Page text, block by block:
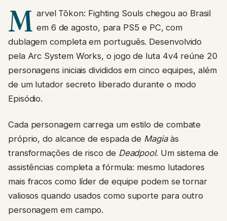
M arvel Tōkon: Fighting Souls chegou ao Brasil
em 6 de agosto, para PS5 e PC, com
dublagem completa em português. Desenvolvido
pela Arc System Works, o jogo de luta 4v4 reúne 20
personagens iniciais divididos em cinco equipes, além
de um lutador secreto liberado durante o modo
Episódio.
Cada personagem carrega um estilo de combate
próprio, do alcance de espada de Magiaàs
transformações de risco de Deadpool. Um sistema de
assistências completa a fórmula: mesmo lutadores
mais fracos como líder de equipe podem se tornar
valiosos quando usados como suporte para outro
personagem em campo.